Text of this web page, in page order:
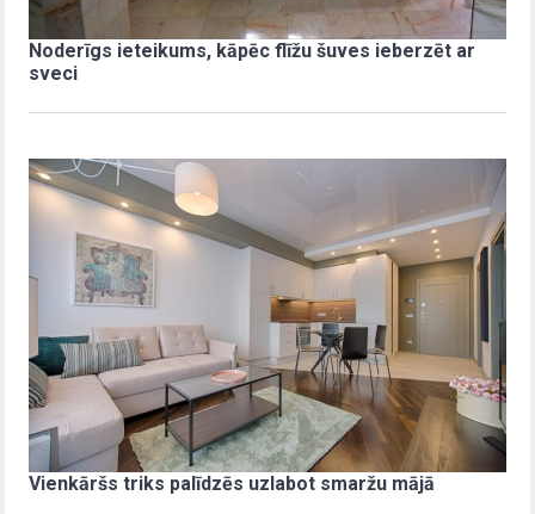
Noderīgs ieteikums, kāpēc flīžu šuves ieberzēt ar
sveci
Vienkāršs triks palīdzēs uzlabot smaržu mājā